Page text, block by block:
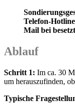
Telefon-Hotline
Mail bei
Ablauf
Schritt 1: Im ca. 30
um herauszufinden,
Typische